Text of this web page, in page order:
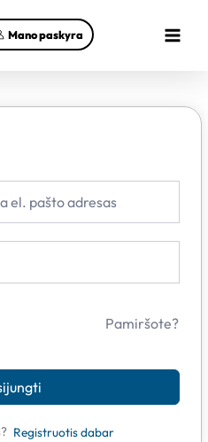
Mano paskyra
Menu
Pamiršote?
Registruotis dabar